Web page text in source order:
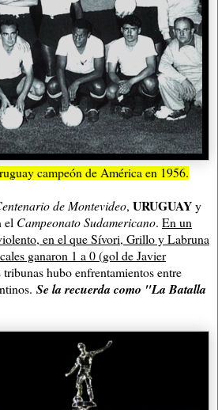
campeón de América en 1956.
de Montevideo, URUGUAYy
el Campeonato Sudamericano. En un
en el que Sívori, Grillo y Labruna
ganaron 1 a 0 (gol de Javier
tribunas hubo enfrentamientos entre
. Se la recuerda como "La Batalla